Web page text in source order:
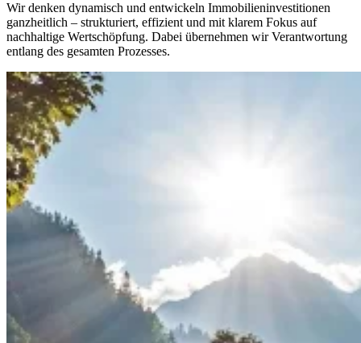
Wir denken dynamisch und entwickeln Immobilieninvestitionen
ganzheitlich – strukturiert, effizient und mit klarem Fokus auf
nachhaltige Wertschöpfung. Dabei übernehmen wir Verantwortung
entlang des gesamten Prozesses.